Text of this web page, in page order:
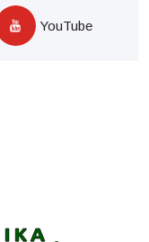
YouTube